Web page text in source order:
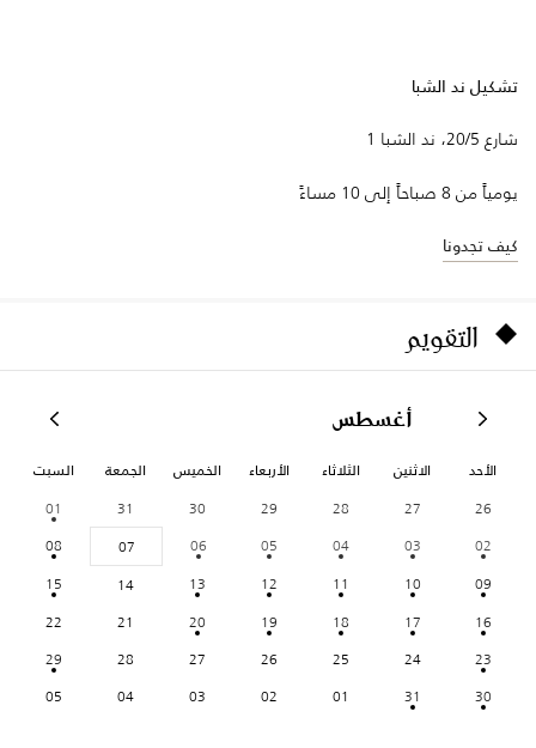
تشكيل ند الشبا
شارع 20/5، ند الشبا 1
يومياً من 8 صباحاً إلى 10 مساءً
كيف تجدونا
التقويم
أغسطس
الأحد الاثنين الثلاثاء الأربعاء الخميس الجمعة السبت
26
27
28
29
30
31
01
02
03
04
05
06
07
08
09
10
11
12
13
14
15
16
17
18
19
20
21
22
23
24
25
26
27
28
29
30
31
01
02
03
04
05